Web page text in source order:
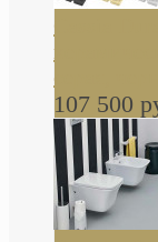
серая,
107 500